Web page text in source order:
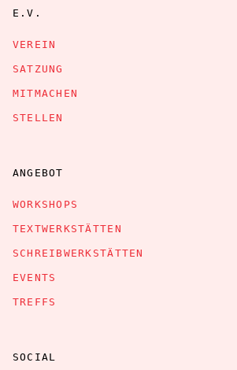
E.V.
VEREIN
SATZUNG
MITMACHEN
STELLEN
ANGEBOT
WORKSHOPS
TEXTWERKSTÄTTEN
SCHREIBWERKSTÄTTEN
EVENTS
TREFFS
SOCIAL